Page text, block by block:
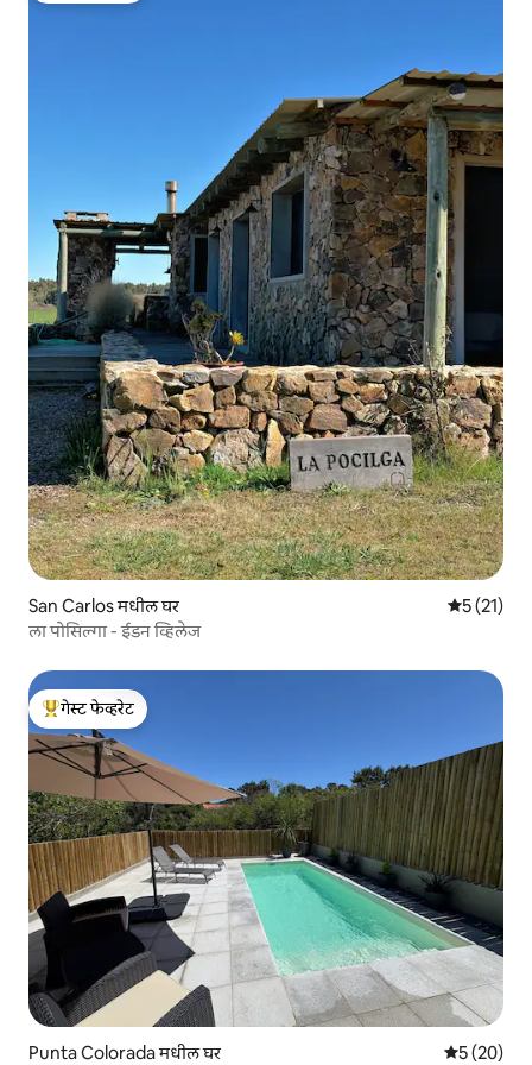
San Carlos मधील घर 5 पैकी 5
5 (21)
ला पोसिल्गा - ईडन व्हिलेज
टॉप गेस्ट फेव्हरेट
गेस्ट फेव्हरेट
Punta Colorada मधील घर 5 पैकी 5
5 (20)